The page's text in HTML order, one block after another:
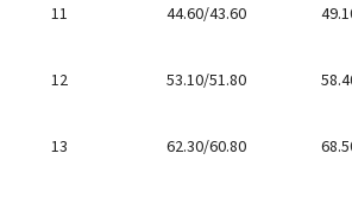
11 44.60/43.60
12 53.10/51.80
13 62.30/60.80